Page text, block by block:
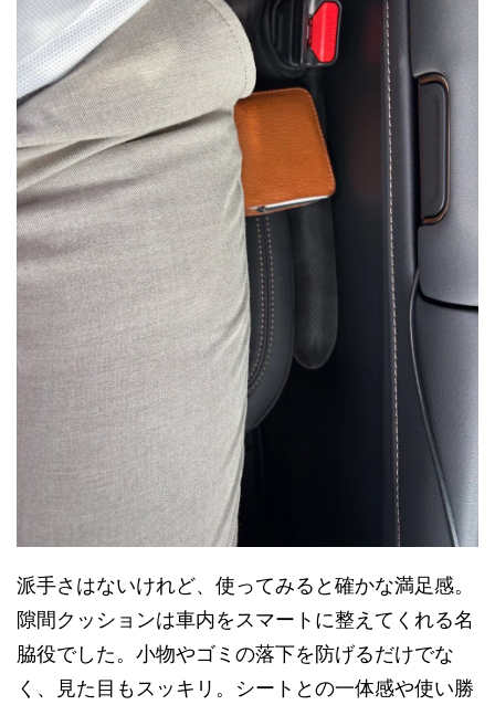
派手さはないけれど、使ってみると確かな満足感。
隙間クッションは車内をスマートに整えてくれる名
脇役でした。小物やゴミの落下を防げるだけでな
く、見た目もスッキリ。シートとの一体感や使い勝